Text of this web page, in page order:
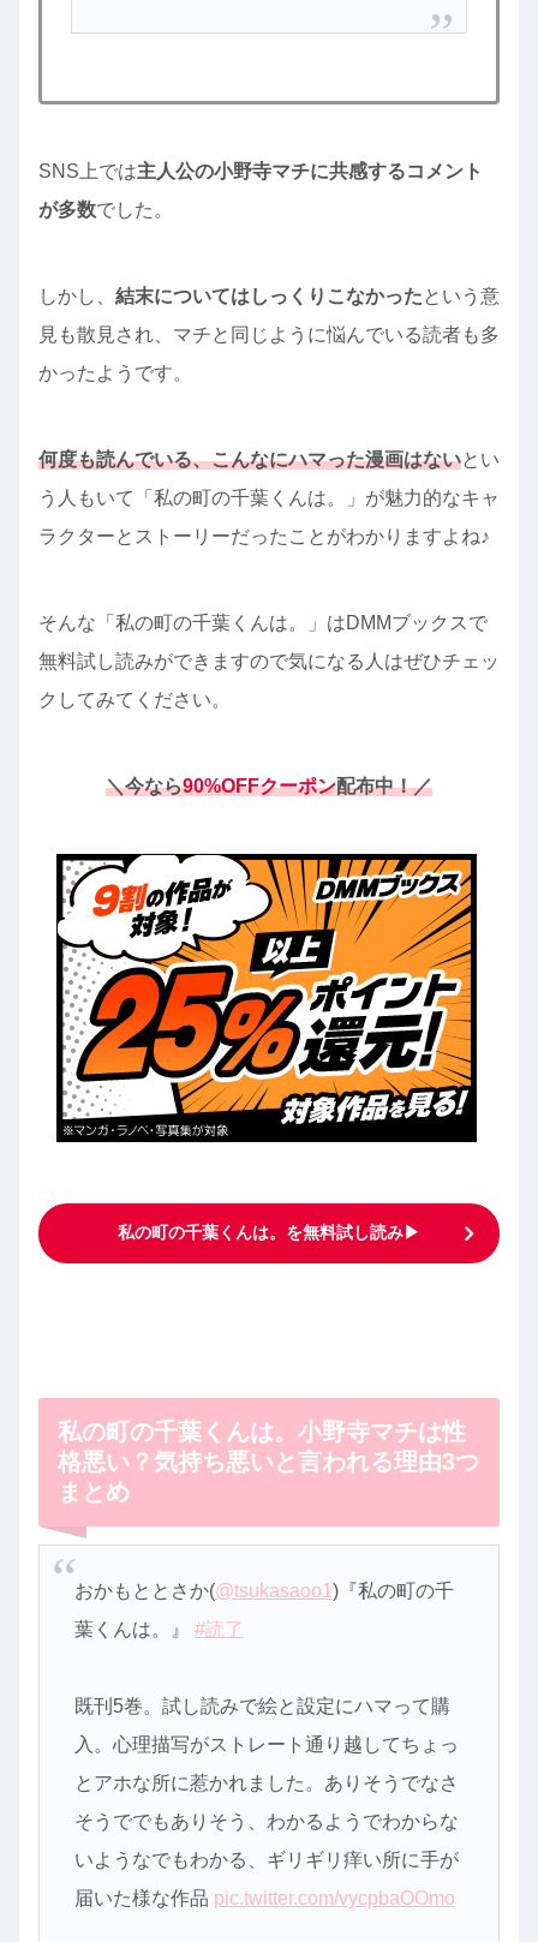
SNS上では主人公の小野寺マチに共感するコメント
が多数でした。
しかし、 結末についてはしっくりこなかったという意
見も散見され、マチと同じように悩んでいる読者も多
かったようです。
何度も読んでいる、こんなにハマった漫画はないとい
う人もいて「私の町の千葉くんは。」が魅力的なキャ
ラクターとストーリーだったことがわかりますよね♪
そんな「私の町の千葉くんは。」はDMMブックスで
無料試し読みができますので気になる人はぜひチェッ
クしてみてください。
＼今なら90%OFFクーポン配布中！／
私の町の千葉くんは。を無料試し読み▶︎
私の町の千葉くんは。小野寺マチは性
格悪い？気持ち悪いと言われる理由3つ
まとめ
おかもととさか(@tsukasaoo1 )『私の町の千
葉くんは。』 #読了
既刊5巻。試し読みで絵と設定にハマって購
入。心理描写がストレート通り越してちょっ
とアホな所に惹かれました。ありそうでなさ
そうででもありそう、わかるようでわからな
いようなでもわかる、ギリギリ痒い所に手が
届いた様な作品 pic.twitter.com/vycpbaOOmo